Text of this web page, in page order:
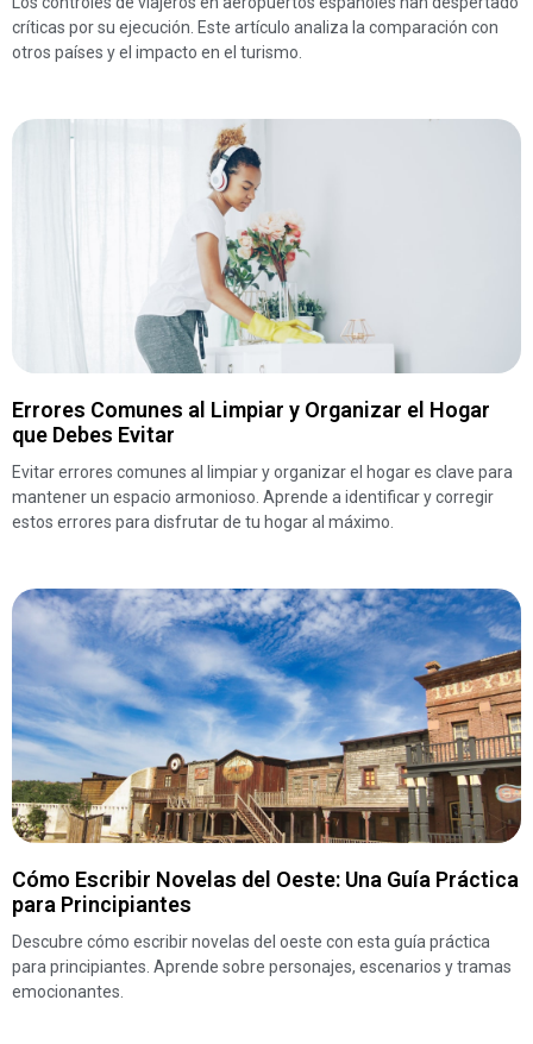
críticas por su ejecución. Este artículo analiza la comparación con
otros países y el impacto en el turismo.
Errores Comunes al Limpiar y Organizar el Hogar
que Debes Evitar
Evitar errores comunes al limpiar y organizar el hogar es clave para
mantener un espacio armonioso. Aprende a identificar y corregir
estos errores para disfrutar de tu hogar al máximo.
Cómo Escribir Novelas del Oeste: Una Guía Práctica
para Principiantes
Descubre cómo escribir novelas del oeste con esta guía práctica
para principiantes. Aprende sobre personajes, escenarios y tramas
emocionantes.